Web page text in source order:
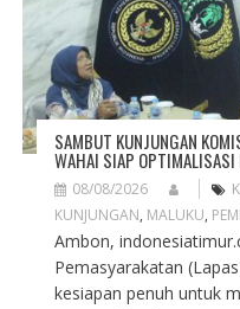
SAMBUT KUNJUNGAN
WAHAI SIAP OPTIMALISASI
08/08/2026
KUNJUNGAN, MALUKU,
Ambon,
Pemasyarakatan
kesiapan penuh untuk